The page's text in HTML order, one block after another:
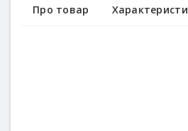
Про товар